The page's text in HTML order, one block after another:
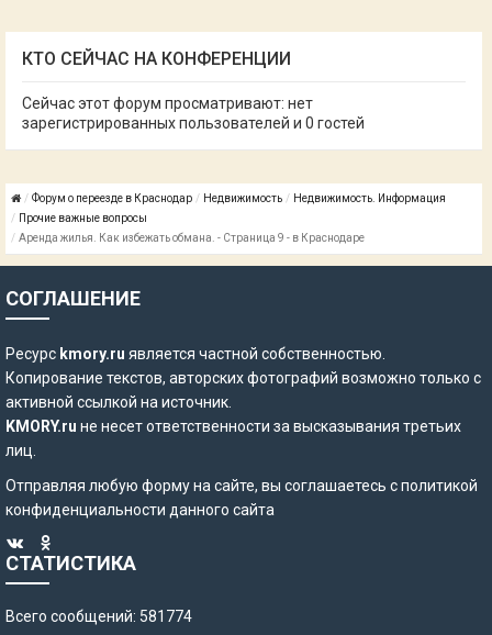
КТО СЕЙЧАС НА КОНФЕРЕНЦИИ
Сейчас этот форум просматривают: нет
зарегистрированных пользователей и 0 гостей
Форум о переезде в Краснодар Недвижимость
Недвижимость. Информация
Прочие важные вопросы
Аренда жилья. Как избежать обмана. - Страница 9 - в Краснодаре
СОГЛАШЕНИЕ
Ресурс kmory.ru является частной собственностью.
Копирование текстов, авторских фотографий возможно только с
активной ссылкой на источник.
KMORY.ru не несет ответственности за высказывания третьих
лиц.
Отправляя любую форму на сайте, вы соглашаетесь сполитикой
конфиденциальности данного сайта
СТАТИСТИКА
Всего сообщений: 581774